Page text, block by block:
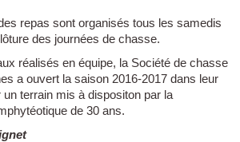
repas sont organisés tous les samedis
des journées de chasse.
réalisés en équipe, la Société de chasse
a ouvert la saison 2016-2017 dans leur
terrain mis à dispositon par la
de 30 ans.